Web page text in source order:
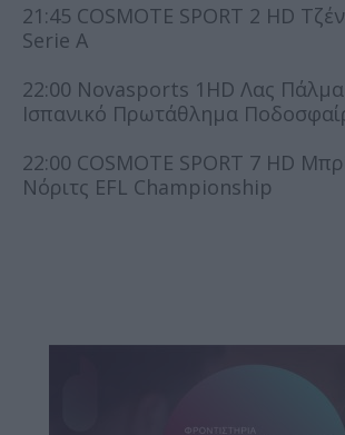
21:45 COSMOTE SPORT 2 HD
Serie A
22:00 Novasports 1HD Λας
Ισπανικό Πρωτάθλημα
22:00 COSMOTE SPORT 7 HD
Νόριτς EFL Championship